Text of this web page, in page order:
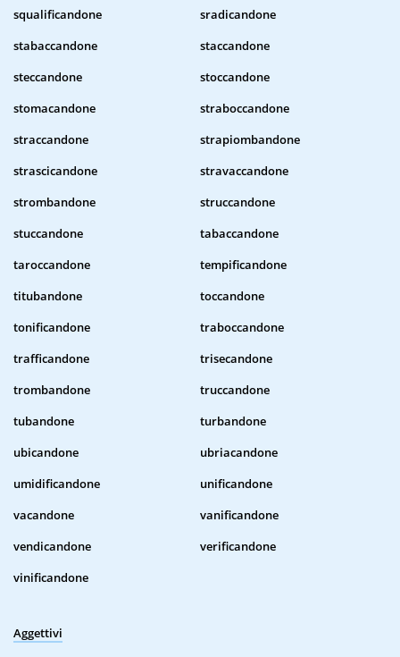
squalificandone
sradicandone
stabaccandone
staccandone
steccandone
stoccandone
stomacandone
straboccandone
straccandone
strapiombandone
strascicandone
stravaccandone
strombandone
struccandone
stuccandone
tabaccandone
taroccandone
tempificandone
titubandone
toccandone
tonificandone
traboccandone
trafficandone
trisecandone
trombandone
truccandone
tubandone
turbandone
ubicandone
ubriacandone
umidificandone
unificandone
vacandone
vanificandone
vendicandone
verificandone
vinificandone
Aggettivi